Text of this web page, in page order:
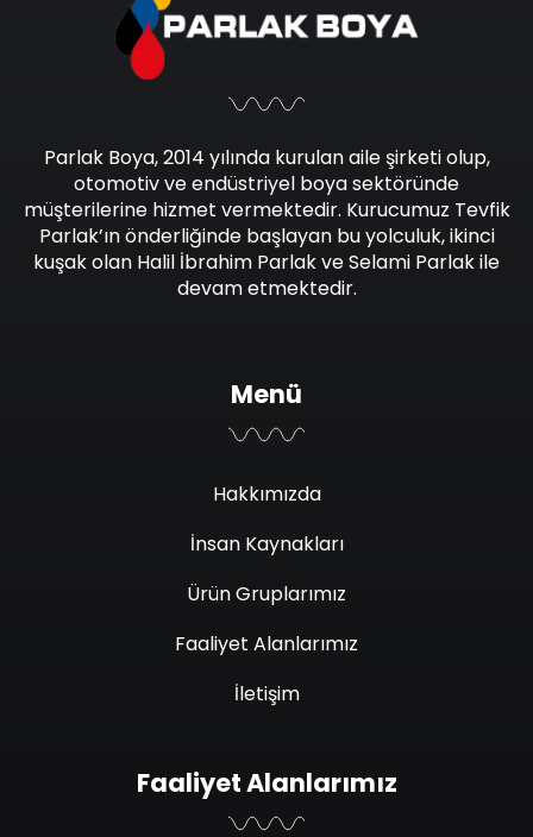
Parlak Boya, 2014 yılında kurulan aile şirketi olup,
otomotiv ve endüstriyel boya sektöründe
müşterilerine hizmet vermektedir. Kurucumuz Tevfik
Parlak’ın önderliğinde başlayan bu yolculuk, ikinci
kuşak olan Halil İbrahim Parlak ve Selami Parlak ile
devam etmektedir.
Menü
Hakkımızda
İnsan Kaynakları
Ürün Gruplarımız
Faaliyet Alanlarımız
İletişim
Faaliyet Alanlarımız